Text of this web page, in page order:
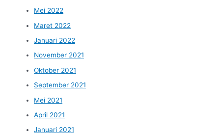
Mei 2022
Maret 2022
Januari 2022
November 2021
Oktober 2021
September 2021
Mei 2021
April 2021
Januari 2021